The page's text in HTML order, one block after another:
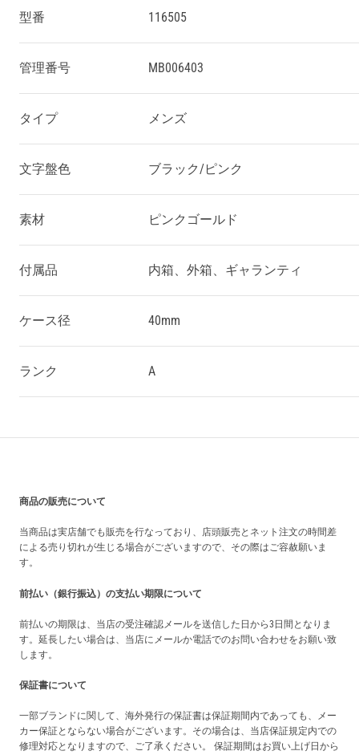
型番 116505
管理番号 MB006403
タイプ メンズ
文字盤色 ブラック/ピンク
素材 ピンクゴールド
付属品 内箱、外箱、ギャランティ
ケース径 40mm
ランク A
商品の販売について
当商品は実店舗でも販売を行なっており、店頭販売とネット注文の時間差
による売り切れが生じる場合がございますので、その際はご容赦願いま
す。
前払い（銀行振込）の支払い期限について
前払いの期限は、当店の受注確認メールを送信した日から3日間となりま
す。延長したい場合は、当店にメールか電話でのお問い合わせをお願い致
します。
保証書について
一部ブランドに関して、海外発行の保証書は保証期間内であっても、メー
カー保証とならない場合がございます。その場合は、当店保証規定内での
修理対応となりますので、ご了承ください。 保証期間はお買い上げ日から